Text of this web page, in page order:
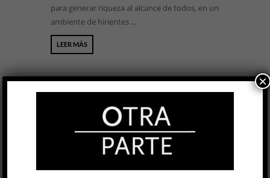
para generar riqueza al alcance de todos, en un
ambiente de hirientes ...
LEER MÁS
BUSCAR
NEWSLETTER
×